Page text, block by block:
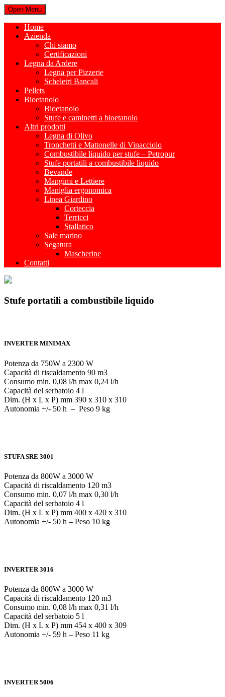
Open Menu
Home
Azienda
Chi siamo
Certificazioni
Legna da Ardere
Legna per Pizzerie
Scheletri Bancali
Pellets
Bioetanolo
Bioetanolo
Stufe e caminetti a bioetanolo
Altri prodotti
Legna di Olivo
Tronchetti e Mattonelle di Vinacciolo
Combustibile liquido per stufe – Petropur
Stufe portatili a combustibile liquido
Bevande
Mangimi e Lettiere
Maniglia ergonomica
Linea Giardino
Corteccia
Terricci
Stallatico
Sale marino
Segatura
Mascherine
Contatti
Stufe portatili a combustibile liquido
INVERTER MINIMAX
Potenza da 750W a 2300 W
Capacità di riscaldamento 90 m3
Consumo min. 0,08 l/h max 0,24 l/h
Capacità del serbatoio 4 l
Dim. (H x L x P) mm 390 x 310 x 310
Autonomia +/- 50 h – Peso 9 kg
STUFA SRE 3001
Potenza da 800W a 3000 W
Capacità di riscaldamento 120 m3
Consumo min. 0,07 l/h max 0,30 l/h
Capacità del serbatoio 4 l
Dim. (H x L x P) mm 400 x 420 x 310
Autonomia +/- 50 h – Peso 10 kg
INVERTER 3016
Potenza da 800W a 3000 W
Capacità di riscaldamento 120 m3
Consumo min. 0,08 l/h max 0,31 l/h
Capacità del serbatoio 5 l
Dim. (H x L x P) mm 454 x 400 x 309
Autonomia +/- 59 h – Peso 11 kg
INVERTER 5006